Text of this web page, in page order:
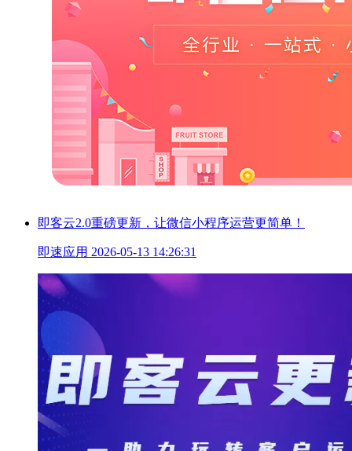
即客云2.0重磅更新，让微信小程序运营更简单！
即速应用 2026-05-13 14:26:31